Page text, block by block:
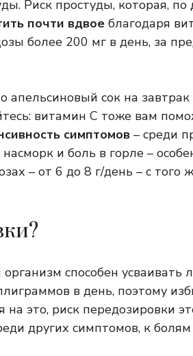
Риск простуды, которая,
почти вдвое благодаря
более 200 мг в день, за
апельсиновый сок на
витамин С тоже вам
симптомов – среди
и боль в горле –
– от 6 до 8 г/день – с того
способен усваивать
в день, поэтому
на это, риск передозировки
других симптомов, к